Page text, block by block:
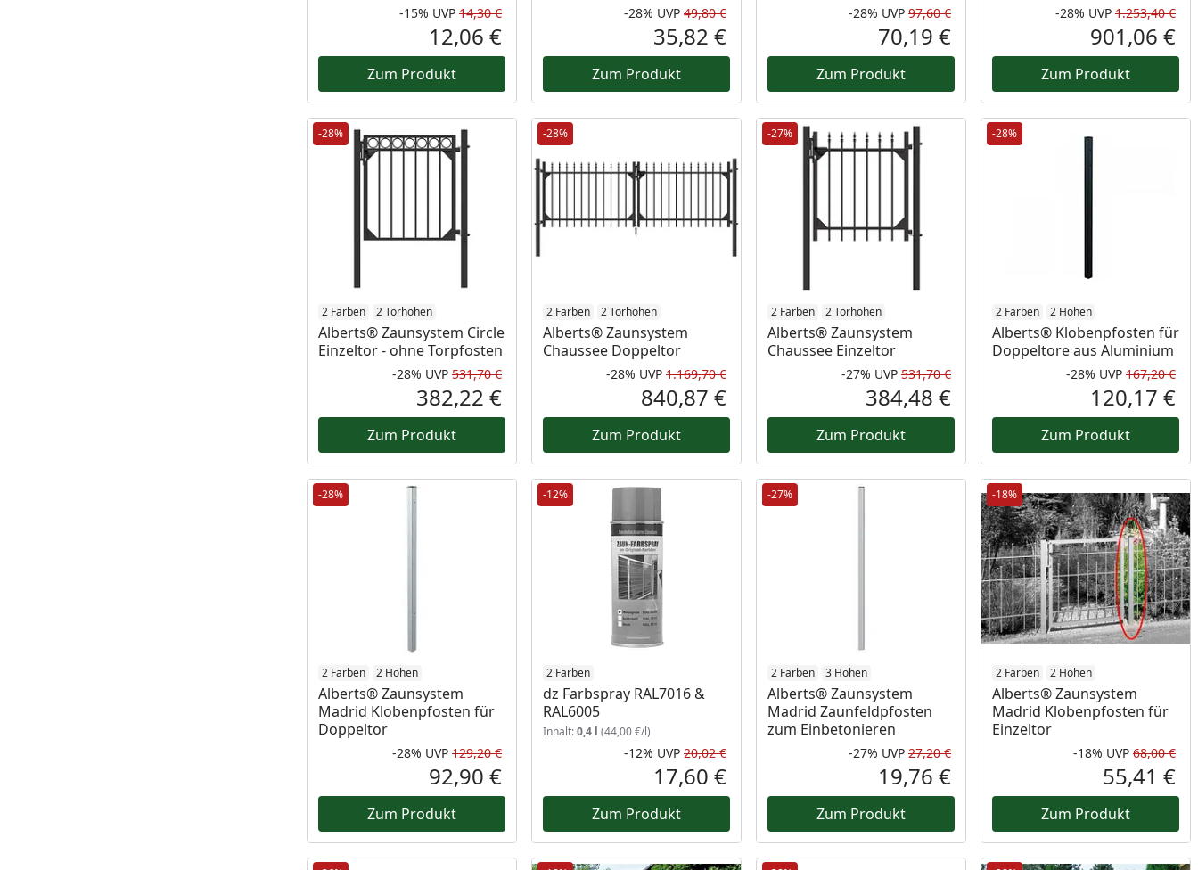
Rabatt in Prozent
-15%
Ursprünglicher Preis
UVP 14,30 €
Aktueller Preis
12,06 €
Zum Produkt
Rabatt in Prozent
-28%
Ursprünglicher Preis
UVP 49,80 €
Aktueller Preis
35,82 €
Zum Produkt
Rabatt in Prozent
-28%
Ursprünglicher Preis
UVP 97,60 €
Aktueller Preis
70,19 €
Zum Produkt
-28% UVP 1.253,40 €
901,06 €
Zum Produkt
-28%
2 Farben 2 Torhöhen
Alberts® Zaunsystem Circle
Einzeltor - ohne Torpfosten
Rabatt in Prozent
-28%
Ursprünglicher Preis
UVP 531,70 €
Aktueller Preis
382,22 €
Zum Produkt
-28%
2 Farben 2 Torhöhen
Alberts® Zaunsystem
Chaussee Doppeltor
Rabatt in Prozent
-28%
Ursprünglicher Preis
UVP 1.169,70 €
Aktueller Preis
840,87 €
Zum Produkt
-27%
2 Farben 2 Torhöhen
Alberts® Zaunsystem
Chaussee Einzeltor
Rabatt in Prozent
-27%
Ursprünglicher Preis
UVP 531,70 €
Aktueller Preis
384,48 €
Zum Produkt
-28%
2 Farben 2 Höhen
Alberts® Klobenpfosten für
Doppeltore aus Aluminium
-28% UVP 167,20 €
120,17 €
Zum Produkt
-28%
2 Farben 2 Höhen
Alberts® Zaunsystem
Madrid Klobenpfosten für
Doppeltor
Rabatt in Prozent
-28%
Ursprünglicher Preis
UVP 129,20 €
Aktueller Preis
92,90 €
Zum Produkt
-12%
2 Farben
dz Farbspray RAL7016 &
RAL6005
Inhalt:0,4 l (44,00 €/l)
Rabatt in Prozent
-12%
Ursprünglicher Preis
UVP 20,02 €
Aktueller Preis
17,60 €
Zum Produkt
-27%
2 Farben 3 Höhen
Alberts® Zaunsystem
Madrid Zaunfeldpfosten
zum Einbetonieren
Rabatt in Prozent
-27%
Ursprünglicher Preis
UVP 27,20 €
Aktueller Preis
19,76 €
Zum Produkt
-18%
2 Farben 2 Höhen
Alberts® Zaunsystem
Madrid Klobenpfosten für
Einzeltor
-18% UVP 68,00 €
55,41 €
Zum Produkt